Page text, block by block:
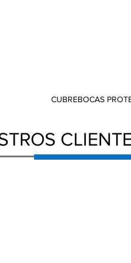
Vista
CUBREBOCAS